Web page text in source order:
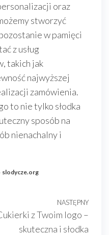
oraz
stworzyć
w pamięci
z usług
takich jak
najwyższej
zamówienia.
to nie tylko słodka
sposób na
nienachalny i
slodycze.org
NASTĘPNY
z Twoim logo –
skuteczna i słodka